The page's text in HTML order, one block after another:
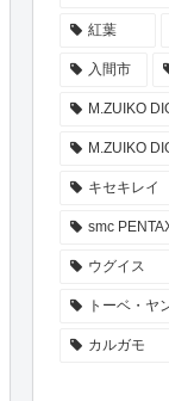
紅葉
入間市
M.ZUIKO
M.ZUIKO
キセキレイ
smc
ウグイス
トーベ・ヤ
カルガモ